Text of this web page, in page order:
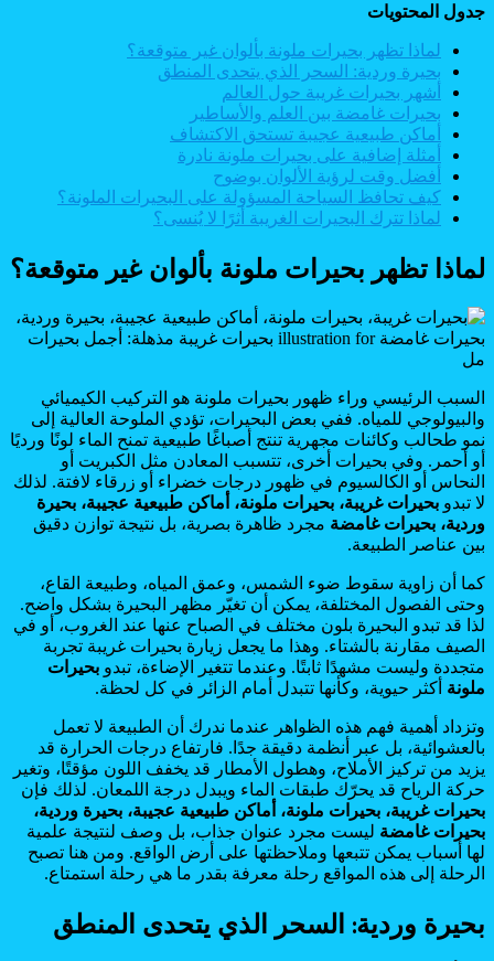
جدول المحتويات
لماذا تظهر بحيرات ملونة بألوان غير متوقعة؟
بحيرة وردية: السحر الذي يتحدى المنطق
أشهر بحيرات غريبة حول العالم
بحيرات غامضة بين العلم والأساطير
أماكن طبيعية عجيبة تستحق الاكتشاف
أمثلة إضافية على بحيرات ملونة نادرة
أفضل وقت لرؤية الألوان بوضوح
كيف تحافظ السياحة المسؤولة على البحيرات الملونة؟
لماذا تترك البحيرات الغريبة أثرًا لا يُنسى؟
لماذا تظهر بحيرات ملونة بألوان غير متوقعة؟
السبب الرئيسي وراء ظهور بحيرات ملونة هو التركيب الكيميائي
والبيولوجي للمياه. ففي بعض البحيرات، تؤدي الملوحة العالية إلى
نمو طحالب وكائنات مجهرية تنتج أصباغًا طبيعية تمنح الماء لونًا ورديًا
أو أحمر. وفي بحيرات أخرى، تتسبب المعادن مثل الكبريت أو
النحاس أو الكالسيوم في ظهور درجات خضراء أو زرقاء لافتة. لذلك
لا تبدو بحيرات غريبة، بحيرات ملونة، أماكن طبيعية عجيبة، بحيرة
وردية، بحيرات غامضة مجرد ظاهرة بصرية، بل نتيجة توازن دقيق
بين عناصر الطبيعة.
كما أن زاوية سقوط ضوء الشمس، وعمق المياه، وطبيعة القاع،
وحتى الفصول المختلفة، يمكن أن تغيّر مظهر البحيرة بشكل واضح.
لذا قد تبدو البحيرة بلون مختلف في الصباح عنها عند الغروب، أو في
الصيف مقارنة بالشتاء. وهذا ما يجعل زيارة بحيرات غريبة تجربة
متجددة وليست مشهدًا ثابتًا. وعندما تتغير الإضاءة، تبدو بحيرات
ملونة أكثر حيوية، وكأنها تتبدل أمام الزائر في كل لحظة.
وتزداد أهمية فهم هذه الظواهر عندما ندرك أن الطبيعة لا تعمل
بالعشوائية، بل عبر أنظمة دقيقة جدًا. فارتفاع درجات الحرارة قد
يزيد من تركيز الأملاح، وهطول الأمطار قد يخفف اللون مؤقتًا، وتغير
حركة الرياح قد يحرّك طبقات الماء ويبدل درجة اللمعان. لذلك فإن
بحيرات غريبة، بحيرات ملونة، أماكن طبيعية عجيبة، بحيرة وردية،
بحيرات غامضة ليست مجرد عنوان جذاب، بل وصف لنتيجة علمية
لها أسباب يمكن تتبعها وملاحظتها على أرض الواقع. ومن هنا تصبح
الرحلة إلى هذه المواقع رحلة معرفة بقدر ما هي رحلة استمتاع.
بحيرة وردية: السحر الذي يتحدى المنطق